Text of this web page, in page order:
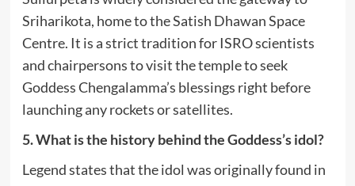
Sriharikota, home to the Satish Dhawan Space
Centre. It is a strict tradition for ISRO scientists
and chairpersons to visit the temple to seek
Goddess Chengalamma’s blessings right before
launching any rockets or satellites.
5. What is the history behind the Goddess’s idol?
Legend states that the idol was originally found in